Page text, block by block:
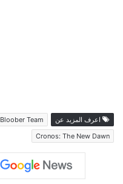
اعرف المزيد عن Bloober Team
Cronos: The New Dawn